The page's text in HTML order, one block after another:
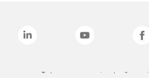
Todas as marcas mencionadas são